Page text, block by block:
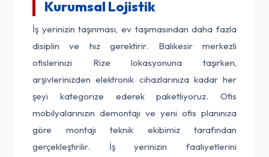
Kurumsal Lojistik
İş yerinizin taşınması, ev taşımasından daha fazla
disiplin ve hız gerektirir. Balıkesir merkezli
ofislerinizi Rize lokasyonuna taşırken,
arşivlerinizden elektronik cihazlarınıza kadar her
şeyi kategorize ederek paketliyoruz. Ofis
mobilyalarınızın demontajı ve yeni ofis planınıza
göre montajı teknik ekibimiz tarafından
gerçekleştirilir. İş yerinizin faaliyetlerini